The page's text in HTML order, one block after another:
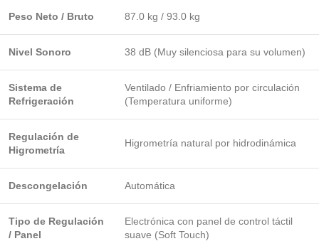
Peso Neto / Bruto 87.0 kg / 93.0 kg
Nivel Sonoro 38 dB (Muy silenciosa para su volumen)
Sistema de
Refrigeración
Ventilado / Enfriamiento por circulación
(Temperatura uniforme)
Regulación de
Higrometría
Higrometría natural por hidrodinámica
Descongelación Automática
Tipo de Regulación
/ Panel
Electrónica con panel de control táctil
suave (Soft Touch)